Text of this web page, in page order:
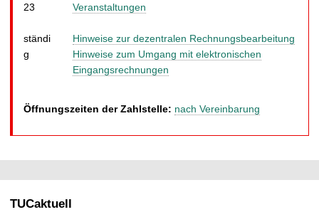
23
Veranstaltungen
ständi
g
Hinweise zur dezentralen Rechnungsbearbeitung
Hinweise zum Umgang mit elektronischen
Eingangsrechnungen
Öffnungszeiten der Zahlstelle: nach Vereinbarung
TUCaktuell